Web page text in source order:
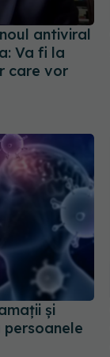
antiviral
Va fi la
care vor
și